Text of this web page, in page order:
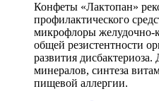
Конфеты «Лактопан»
профилактического
микрофлоры желудочно-
общей резистентности
развития
минералов, синтеза
пищевой аллергии.